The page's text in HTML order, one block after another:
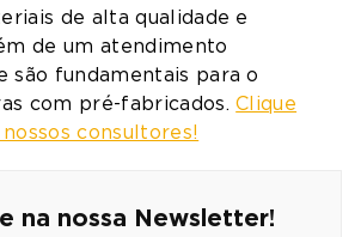
de alta qualidade e
de um atendimento
são fundamentais para o
com pré-fabricados.Clique
consultores!
na nossa Newsletter!